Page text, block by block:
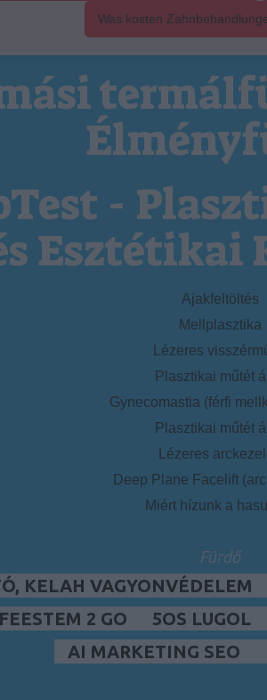
Was kosten
-
Esztétikai
Ajakfeltöltés
Mellplasztika
Lézeres
Plasztikai műtét
Gynecomastia (férfi
Plasztikai műtét
Lézeres
Deep Plane Facelift
Miért hízunk a
Fürdő
KELAH VAGYONVÉDELEM
2 GO
5OS LUGOL
AI MARKETING SEO